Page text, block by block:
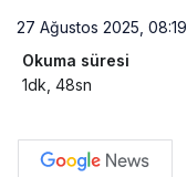
27 Ağustos 2025, 08:19
Okuma süresi
1dk, 48sn